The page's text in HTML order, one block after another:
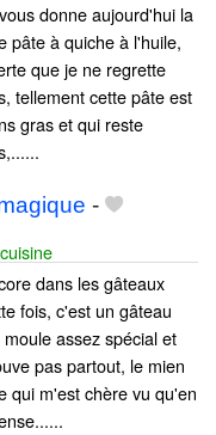
donne aujourd'hui la
pâte à quiche à l'huile,
que je ne regrette
tellement cette pâte est
gras et qui reste
-
dans les gâteaux
fois, c'est un gâteau
assez spécial et
pas partout, le mien
qui m'est chère vu qu'en